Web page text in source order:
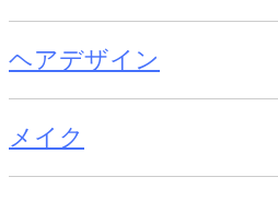
ヘアデザイン
メイク